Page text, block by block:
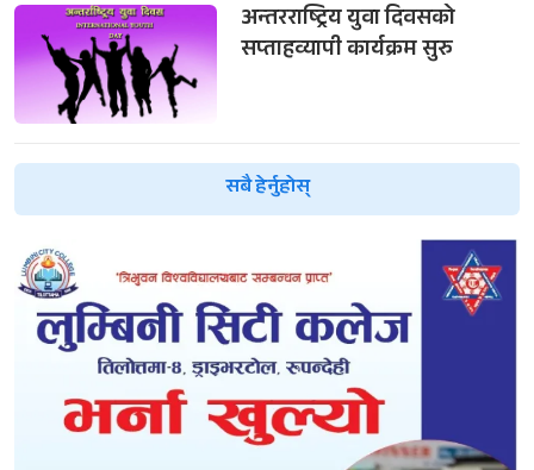
अन्तरराष्ट्रिय युवा दिवसको
सप्ताहव्यापी कार्यक्रम सुरु
सबै हेर्नुहोस्